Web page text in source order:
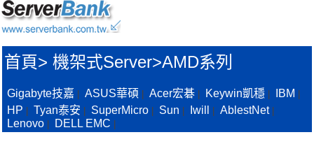
首頁> 機架式Server>AMD系列
Gigabyte技嘉 ASUS華碩 Acer宏碁 Keywin凱穩 IBM
HP Tyan泰安 SuperMicro Sun Iwill AblestNet|
Lenovo DELL EMC